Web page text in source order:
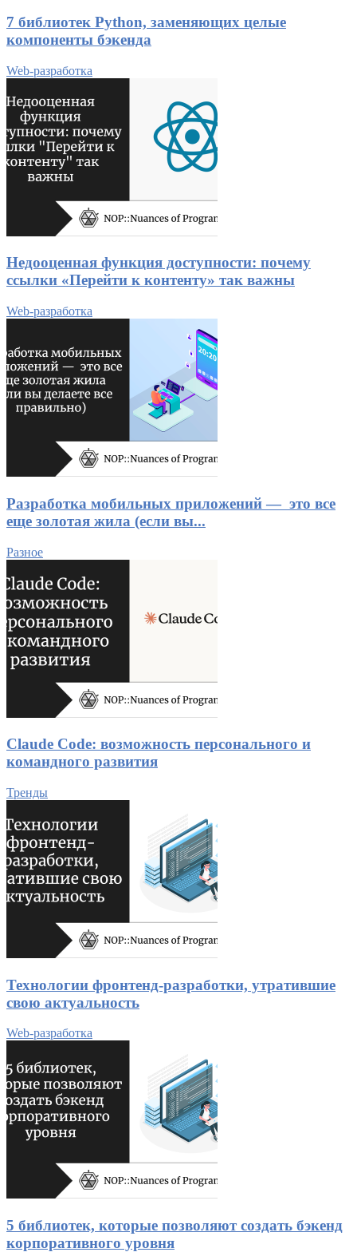
7 библиотек Python, заменяющих целые
компоненты бэкенда
Web-разработка
Недооценная функция доступности: почему
ссылки «Перейти к контенту» так важны
Web-разработка
Разработка мобильных приложений — это все
еще золотая жила (если вы...
Разное
Claude Code: возможность персонального и
командного развития
Тренды
Технологии фронтенд-разработки, утратившие
свою актуальность
Web-разработка
5 библиотек, которые позволяют создать бэкенд
корпоративного уровня